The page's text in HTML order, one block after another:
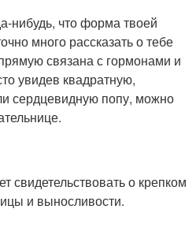
нибудь, что форма твоей
много рассказать о тебе
связана с гормонами и
увидев квадратную,
сердцевидную попу, можно
свидетельствовать о крепком
и выносливости.